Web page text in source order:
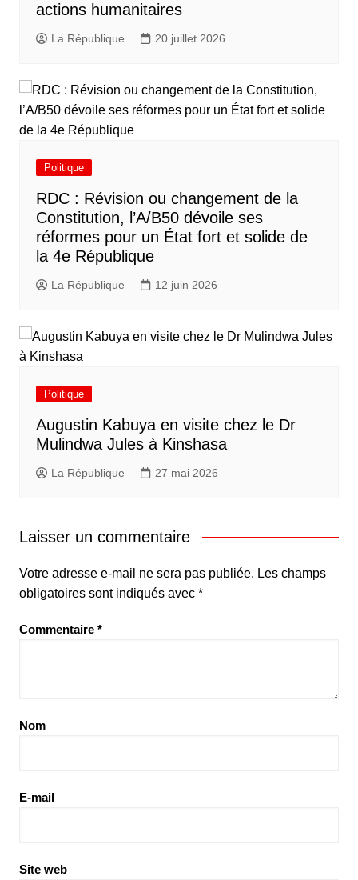
actions humanitaires
La République 20 juillet 2026
Politique
RDC : Révision ou changement de la
Constitution, l’A/B50 dévoile ses
réformes pour un État fort et solide de
la 4e République
La République 12 juin 2026
Politique
Augustin Kabuya en visite chez le Dr
Mulindwa Jules à Kinshasa
La République 27 mai 2026
Laisser un commentaire
Votre adresse e-mail ne sera pas publiée. Les champs
obligatoires sont indiqués avec *
Commentaire *
Nom
E-mail
Site web